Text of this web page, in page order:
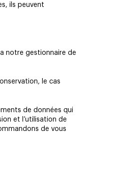
ils peuvent
notre gestionnaire de
le cas
de données qui
et l’utilisation de
de vous